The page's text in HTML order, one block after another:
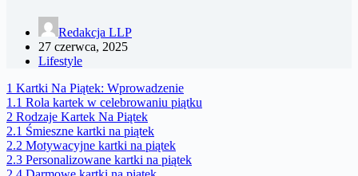
Redakcja LLP
27 czerwca, 2025
Lifestyle
1 Kartki Na Piątek: Wprowadzenie
1.1 Rola kartek w celebrowaniu piątku
2 Rodzaje Kartek Na Piątek
2.1 Śmieszne kartki na piątek
2.2 Motywacyjne kartki na piątek
2.3 Personalizowane kartki na piątek